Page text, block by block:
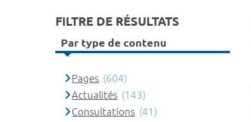
FILTRE DE RÉSULTATS
Par type de contenu
Pages (604)
Actualités (143)
Consultations (41)